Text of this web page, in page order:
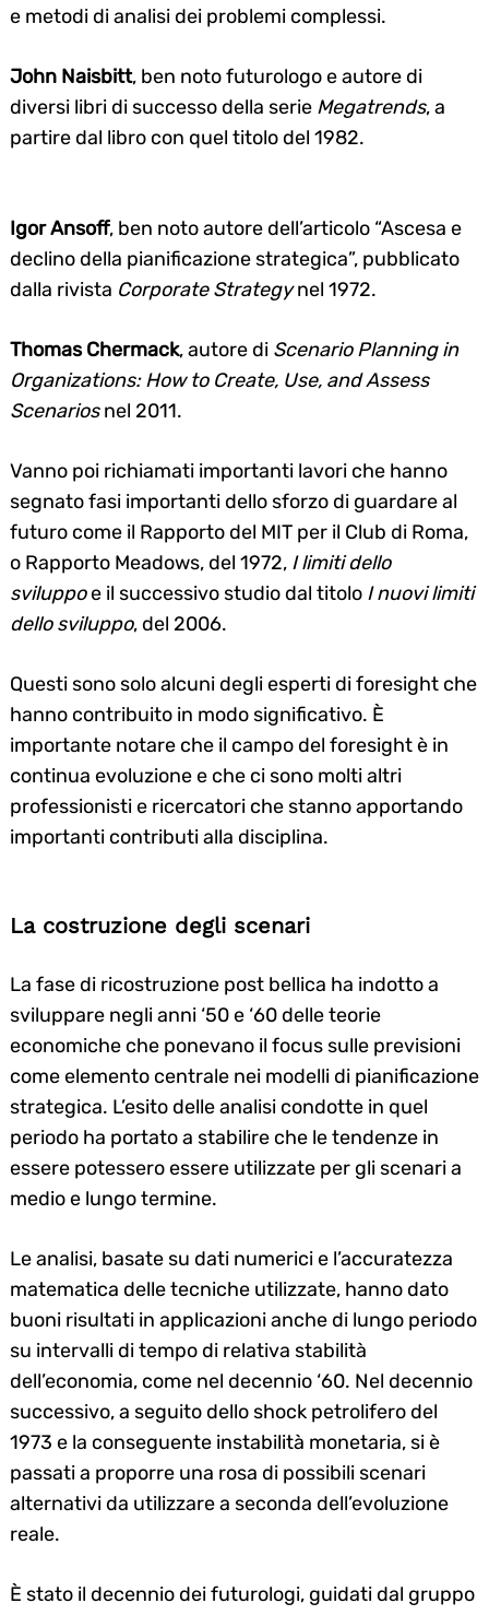
e metodi di analisi dei problemi complessi.
John Naisbitt, ben noto futurologo e autore di
diversi libri di successo della serie Megatrends, a
partire dal libro con quel titolo del 1982.
Igor Ansoff, ben noto autore dell’articolo “Ascesa e
declino della pianificazione strategica”, pubblicato
dalla rivista Corporate Strategynel 1972.
Thomas Chermack, autore di Scenario Planning in
Organizations: How to Create, Use, and Assess
Scenariosnel 2011.
Vanno poi richiamati importanti lavori che hanno
segnato fasi importanti dello sforzo di guardare al
futuro come il Rapporto del MIT per il Club di Roma,
o Rapporto Meadows, del 1972, I limiti dello
sviluppoe il successivo studio dal titolo I nuovi limiti
dello sviluppo, del 2006.
Questi sono solo alcuni degli esperti di foresight che
hanno contribuito in modo significativo. È
importante notare che il campo del foresight è in
continua evoluzione e che ci sono molti altri
professionisti e ricercatori che stanno apportando
importanti contributi alla disciplina.
La costruzione degli scenari
La fase di ricostruzione post bellica ha indotto a
sviluppare negli anni ‘50 e ‘60 delle teorie
economiche che ponevano il focus sulle previsioni
come elemento centrale nei modelli di pianificazione
strategica. L’esito delle analisi condotte in quel
periodo ha portato a stabilire che le tendenze in
essere potessero essere utilizzate per gli scenari a
medio e lungo termine.
Le analisi, basate su dati numerici e l’accuratezza
matematica delle tecniche utilizzate, hanno dato
buoni risultati in applicazioni anche di lungo periodo
su intervalli di tempo di relativa stabilità
dell’economia, come nel decennio ‘60. Nel decennio
successivo, a seguito dello shock petrolifero del
1973 e la conseguente instabilità monetaria, si è
passati a proporre una rosa di possibili scenari
alternativi da utilizzare a seconda dell’evoluzione
reale.
È stato il decennio dei futurologi, guidati dal gruppo